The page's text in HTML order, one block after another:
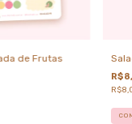
de Frutas